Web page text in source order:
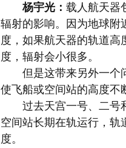
杨宇光： 载人航天器
辐射的影响。因为地球附
度，如果航天器的轨道
度，辐射会小很多。
但是这带来另外一个问
使飞船或空间站的高度不
过去天宫一号、二号和
空间站长期在轨运行，轨
度。